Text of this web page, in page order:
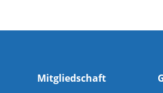
Mitgliedschaft